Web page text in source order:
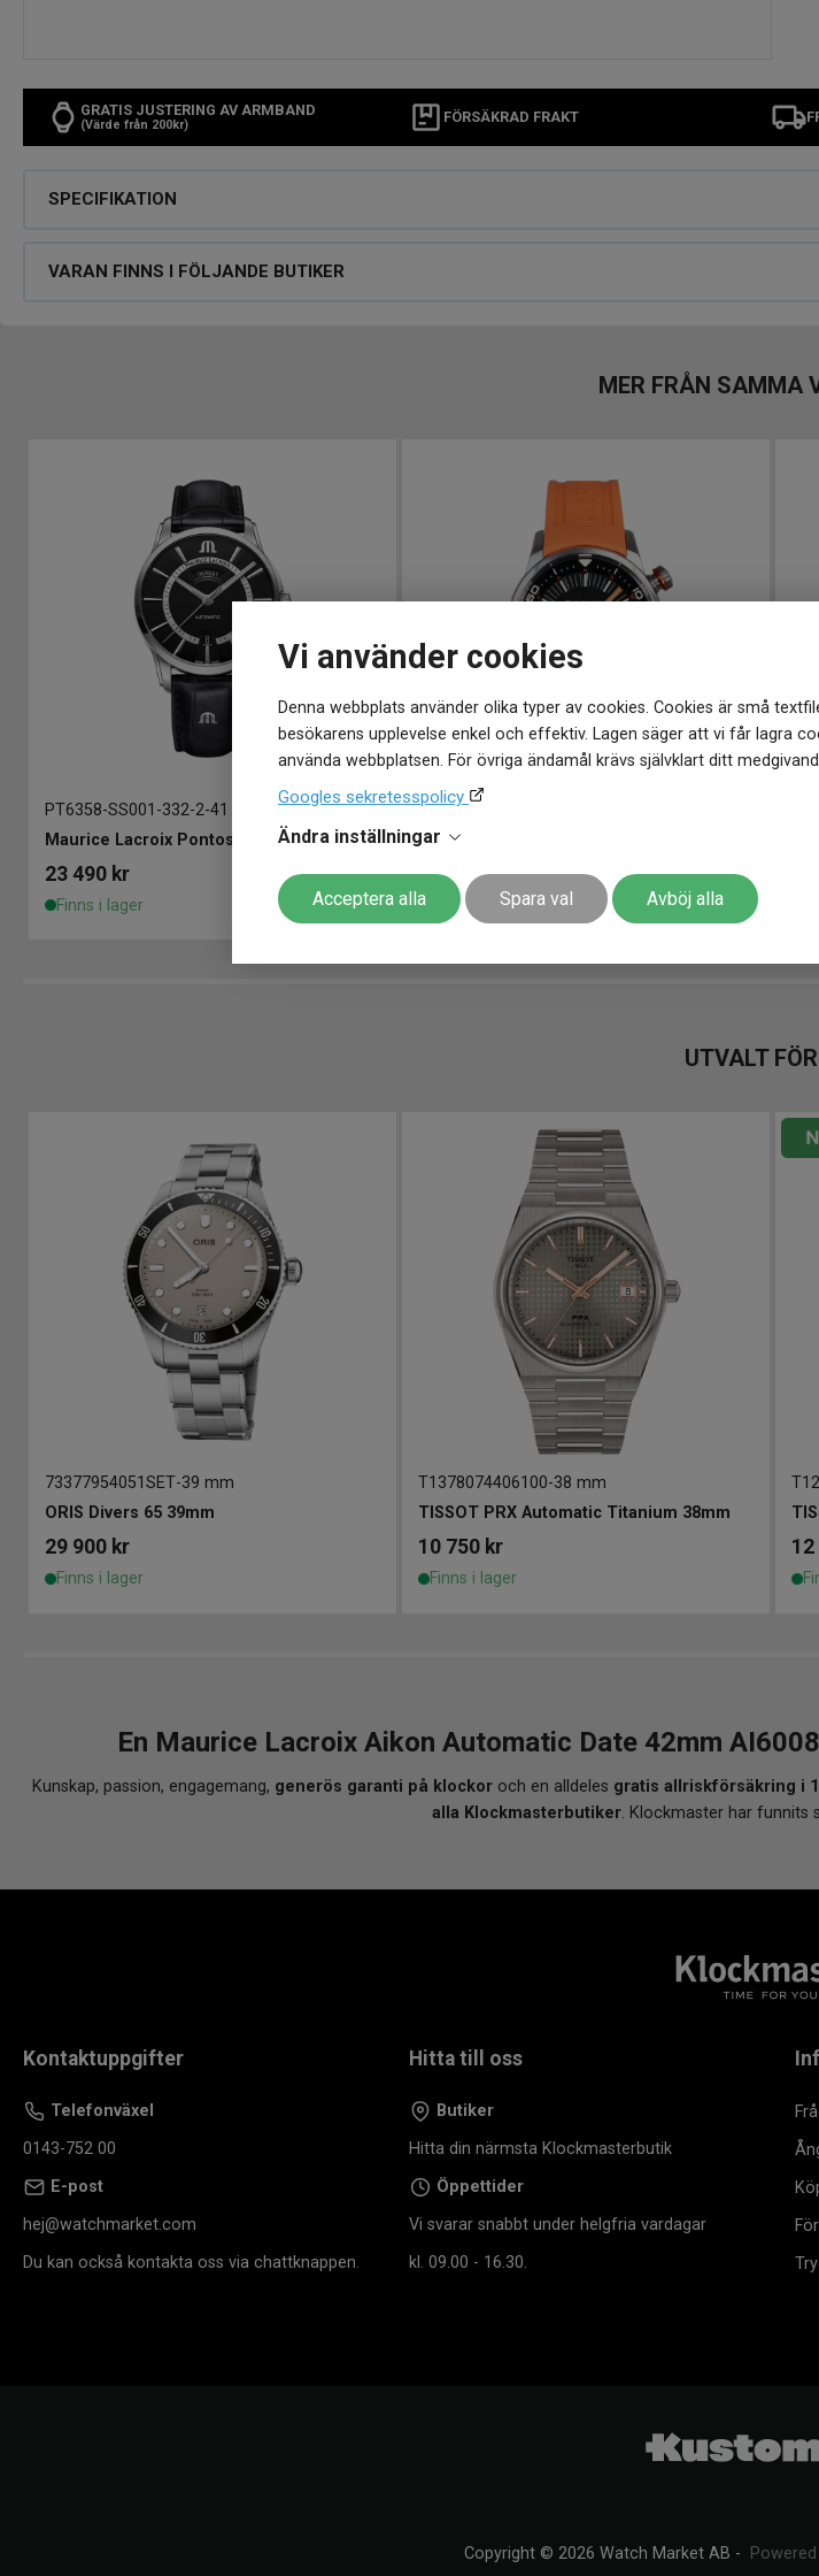
Vi använder cookies
Denna webbplats använder olika typer av cookies. Cookies är små
besökarens upplevelse enkel och effektiv. Lagen säger att vi får lagra
använda webbplatsen. För övriga ändamål krävs självklart ditt
Googles sekretesspolicy
Ändra inställningar
Acceptera alla Spara val Avböj alla
GRATIS JUSTERING AV ARMBAND
(Värde från 200kr) FÖRSÄKRAD FRAKT
SPECIFIKATION
VARAN FINNS I FÖLJANDE BUTIKER
MER FRÅN SAMMA
PT6358-SS001-332-2-41 mm
Maurice Lacroix Pontos Day/Date Automatic 41mm
23 490 kr
Finns i lager
PT6248-SS00L-330-J
Maurice Lacroix Pontos S Diver 42mm
24 990 kr
Finns i lager
UTVALT
73377954051SET-39 mm
ORIS Divers 65 39mm
29 900 kr
Finns i lager
T1378074406100-38 mm
TISSOT PRX Automatic Titanium 38mm
10 750 kr
Finns i lager
12
En Maurice Lacroix Aikon Automatic Date 42mm
Kunskap, passion, engagemang, generös garanti på klockor och en alldeles gratis allriskförsäkring i
alla Klockmasterbutiker. Klockmaster har funnits
Kontaktuppgifter
Telefonväxel
0143-752 00
E-post
hej@watchmarket.com
Du kan också kontakta oss via chattknappen.
Hitta till oss
Butiker
Hitta din närmsta Klockmasterbutik
Öppettider
Vi svarar snabbt under helgfria vardagar
kl. 09.00 - 16.30.
Copyright © 2026 Watch Market AB -